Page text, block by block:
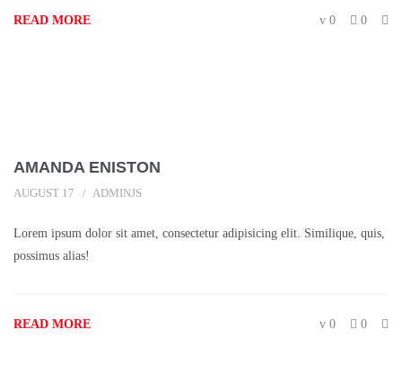
READ MORE 0 0
AMANDA ENISTON
AUGUST 17 ADMINJS
Lorem ipsum dolor sit amet, consectetur adipisicing elit. Similique, quis,
possimus alias!
READ MORE 0 0